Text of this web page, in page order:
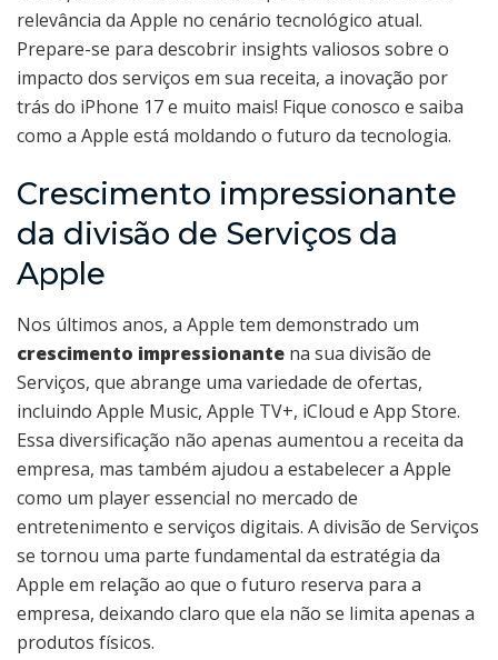
relevância da Apple no cenário tecnológico atual.
Prepare-se para descobrir insights valiosos sobre o
impacto dos serviços em sua receita, a inovação por
trás do iPhone 17 e muito mais! Fique conosco e saiba
como a Apple está moldando o futuro da tecnologia.
Crescimento impressionante
da divisão de Serviços da
Apple
Nos últimos anos, a Apple tem demonstrado um
crescimento impressionante na sua divisão de
Serviços, que abrange uma variedade de ofertas,
incluindo Apple Music, Apple TV+, iCloud e App Store.
Essa diversificação não apenas aumentou a receita da
empresa, mas também ajudou a estabelecer a Apple
como um player essencial no mercado de
entretenimento e serviços digitais. A divisão de Serviços
se tornou uma parte fundamental da estratégia da
Apple em relação ao que o futuro reserva para a
empresa, deixando claro que ela não se limita apenas a
produtos físicos.